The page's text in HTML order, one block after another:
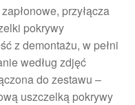
przyłącza
pokrywy
z demontażu, w pełni
według zdjęć
do zestawu –
uszczelką pokrywy